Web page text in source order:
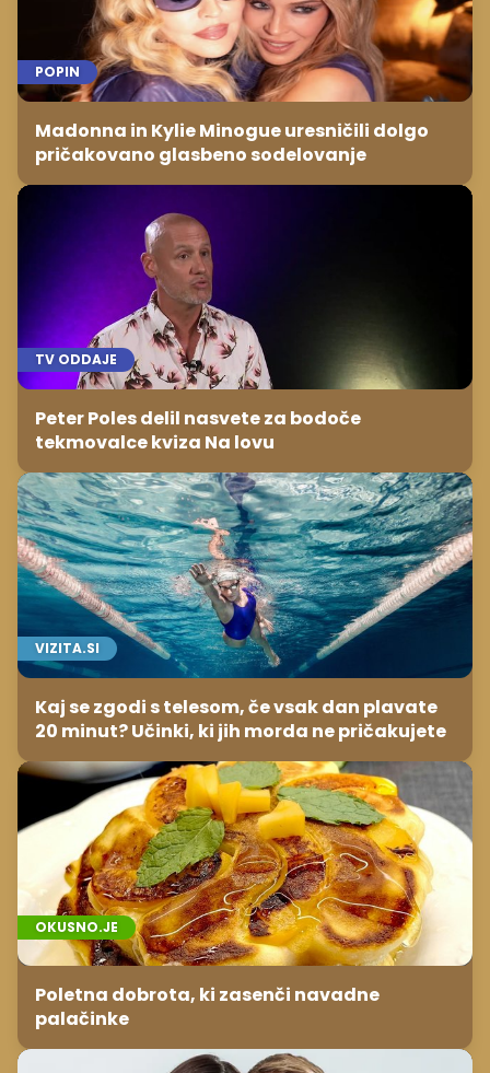
POPIN
Madonna in Kylie Minogue uresničili dolgo
pričakovano glasbeno sodelovanje
TV ODDAJE
Peter Poles delil nasvete za bodoče
tekmovalce kviza Na lovu
VIZITA.SI
Kaj se zgodi s telesom, če vsak dan plavate
20 minut? Učinki, ki jih morda ne pričakujete
OKUSNO.JE
Poletna dobrota, ki zasenči navadne
palačinke